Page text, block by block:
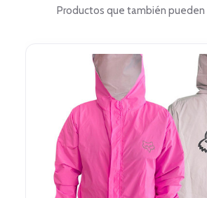
Productos que también